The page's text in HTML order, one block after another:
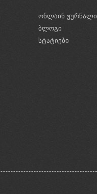
ონლაინ ჟურნალი
ბლოგი
სტატიები